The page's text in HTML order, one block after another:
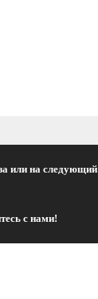
или на следующий
с нами!